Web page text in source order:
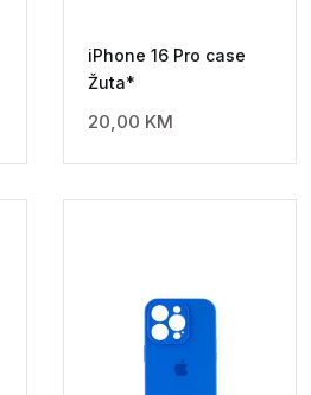
iPhone 16 Pro case
Žuta*
20,00 KM